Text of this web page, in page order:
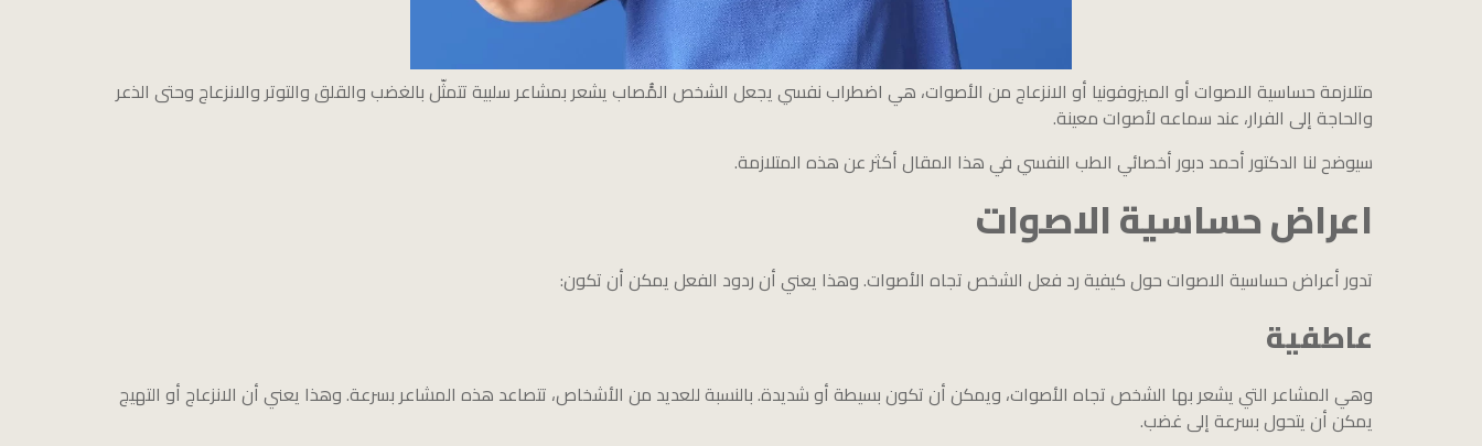
متلازمة حساسية الاصوات أو الميزوفونيا أو الانزعاج من الأصوات، هي اضطراب نفسي يجعل الشخص المًُصاب يشعر بمشاعر سلبية تتمثّل بالغضب والقلق والتوتر والانزعاج وحتى الذعر
والحاجة إلى الفرار، عند سماعه لأصوات معينة.
سيوضح لنا الدكتور أحمد دبور أخصائي الطب النفسي في هذا المقال أكثر عن هذه المتلازمة.
اعراض حساسية الاصوات
تدور أعراض حساسية الاصوات حول كيفية رد فعل الشخص تجاه الأصوات. وهذا يعني أن ردود الفعل يمكن أن تكون:
عاطفية
وهي المشاعر التي يشعر بها الشخص تجاه الأصوات، ويمكن أن تكون بسيطة أو شديدة. بالنسبة للعديد من الأشخاص، تتصاعد هذه المشاعر بسرعة. وهذا يعني أن الانزعاج أو التهيج
يمكن أن يتحول بسرعة إلى غضب.